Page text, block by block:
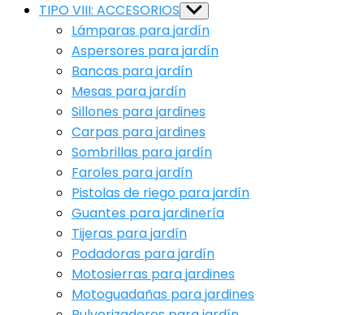
TIPO VIII: ACCESORIOS Show
sub
menu
Lámparas para jardín
Aspersores para jardín
Bancas para jardín
Mesas para jardín
Sillones para jardines
Carpas para jardines
Sombrillas para jardín
Faroles para jardín
Pistolas de riego para jardín
Guantes para jardinería
Tijeras para jardín
Podadoras para jardín
Motosierras para jardines
Motoguadañas para jardines